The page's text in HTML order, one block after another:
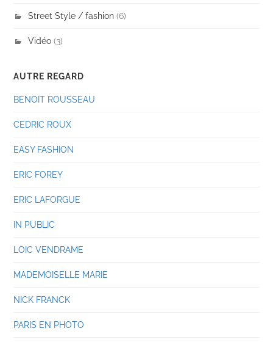
Street Style / fashion (6)
Vidéo (3)
AUTRE REGARD
BENOIT ROUSSEAU
CEDRIC ROUX
EASY FASHION
ERIC FOREY
ERIC LAFORGUE
IN PUBLIC
LOIC VENDRAME
MADEMOISELLE MARIE
NICK FRANCK
PARIS EN PHOTO